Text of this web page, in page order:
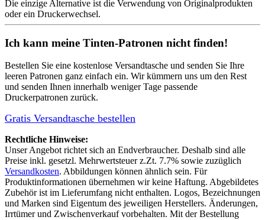
Die einzige Alternative ist die Verwendung von Originalprodukten
oder ein Druckerwechsel.
Ich kann meine Tinten-Patronen nicht finden!
Bestellen Sie eine kostenlose Versandtasche und senden Sie Ihre
leeren Patronen ganz einfach ein. Wir kümmern uns um den Rest
und senden Ihnen innerhalb weniger Tage passende
Druckerpatronen zurück.
Gratis Versandtasche bestellen
Rechtliche Hinweise:
Unser Angebot richtet sich an Endverbraucher. Deshalb sind alle
Preise inkl. gesetzl. Mehrwertsteuer z.Zt. 7.7% sowie zuzüglich
Versandkosten. Abbildungen können ähnlich sein. Für
Produktinformationen übernehmen wir keine Haftung. Abgebildetes
Zubehör ist im Lieferumfang nicht enthalten. Logos, Bezeichnungen
und Marken sind Eigentum des jeweiligen Herstellers. Änderungen,
Irrtümer und Zwischenverkauf vorbehalten. Mit der Bestellung